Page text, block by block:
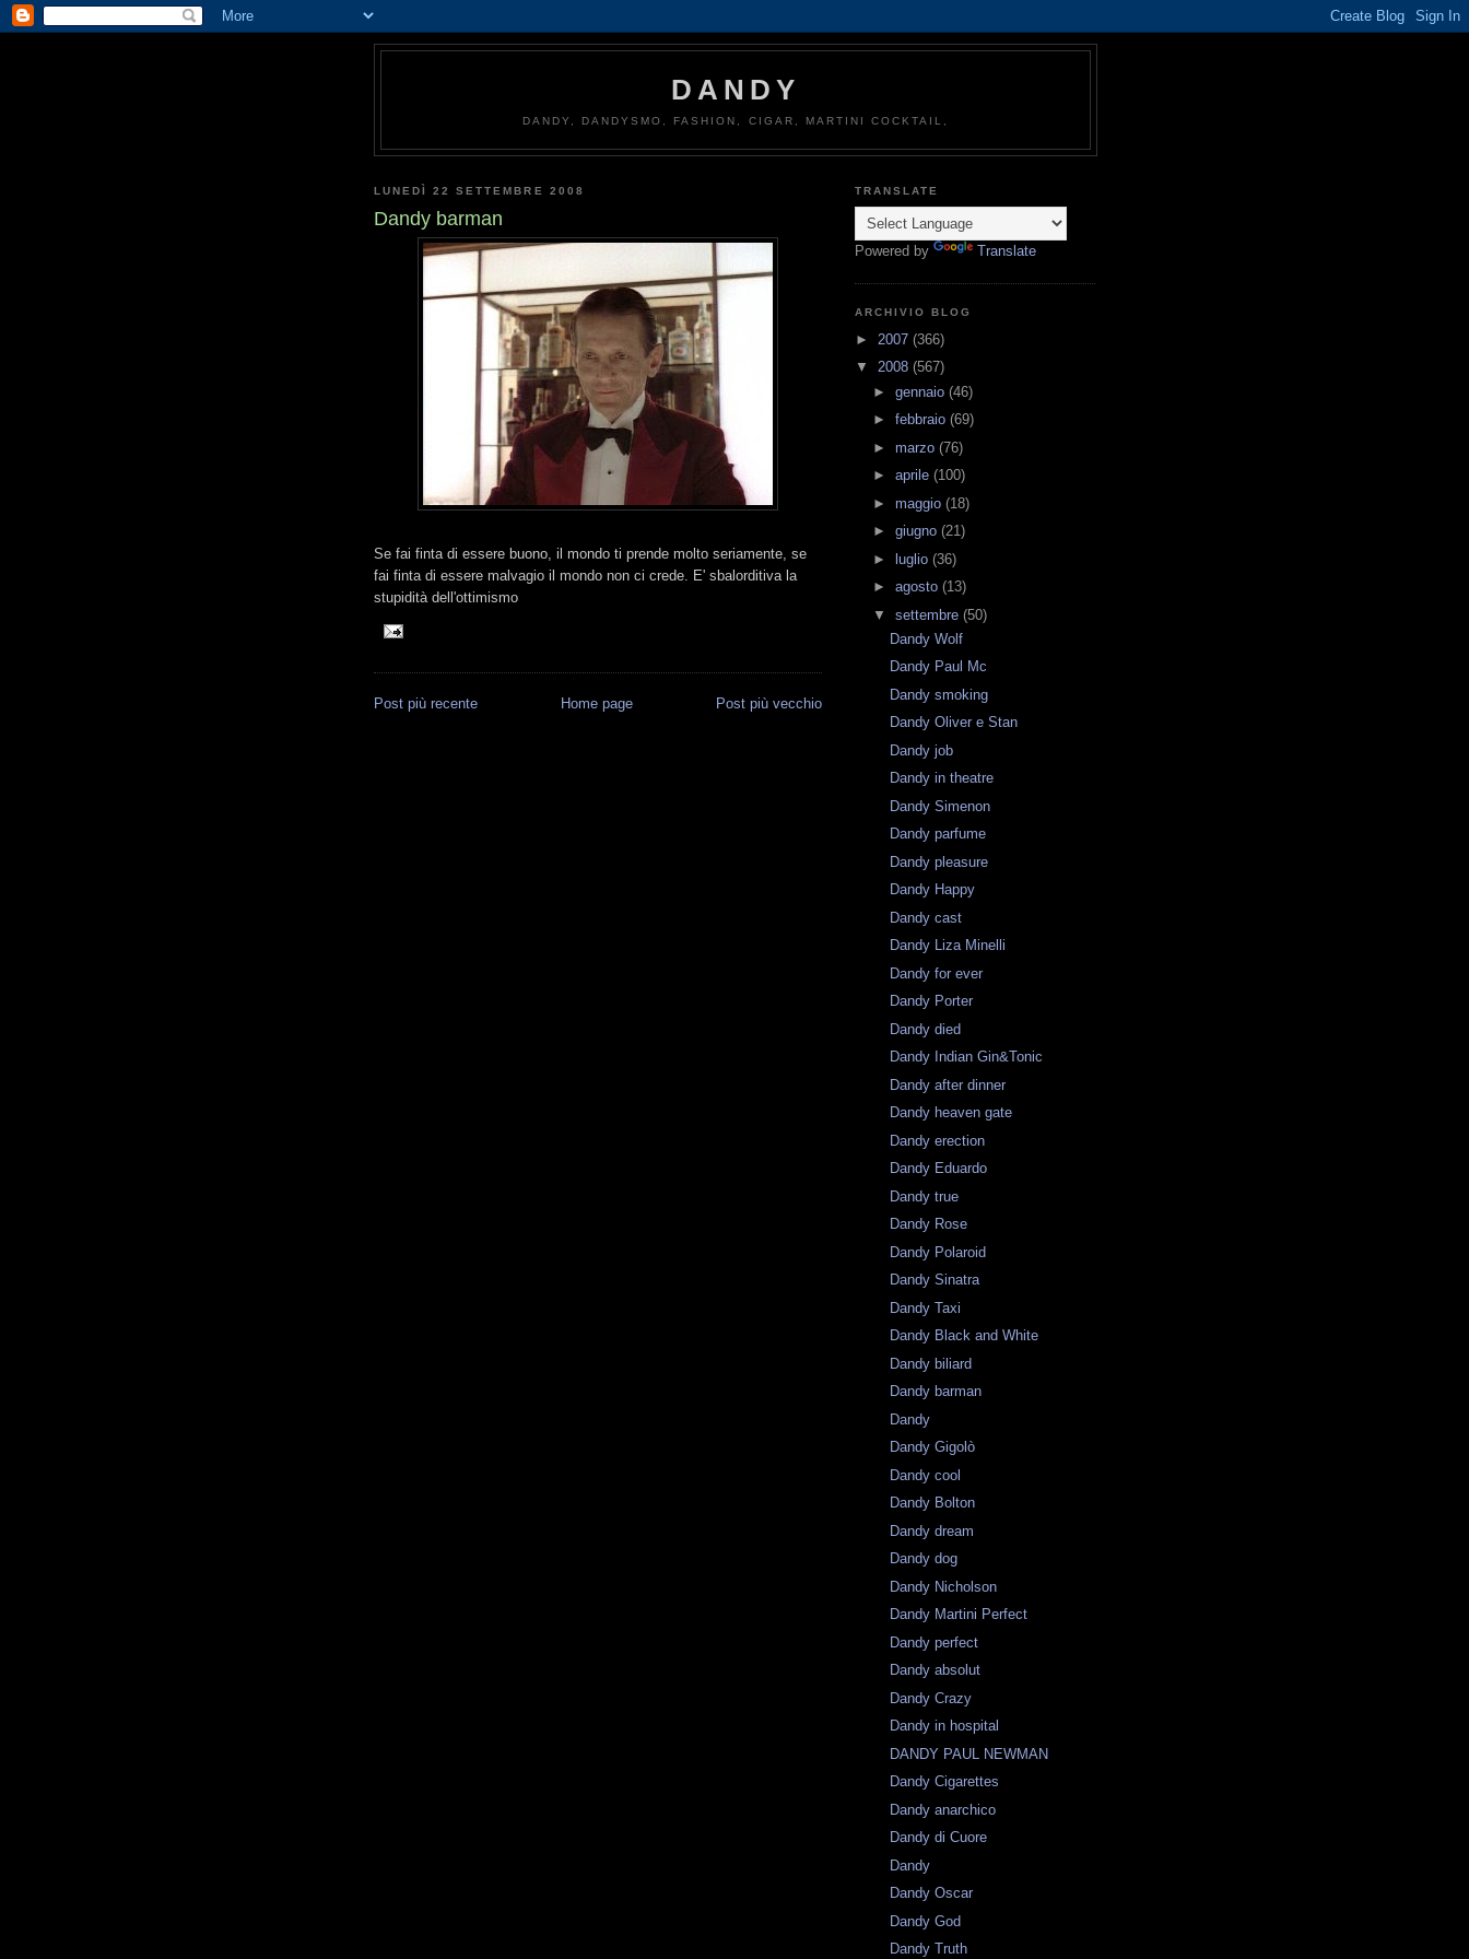
DANDY
DANDY, DANDYSMO, FASHION, CIGAR, MARTINI COCKTAIL,
LUNEDÌ 22 SETTEMBRE 2008
Dandy barman
Se fai finta di essere buono, il mondo ti prende molto seriamente, se
fai finta di essere malvagio il mondo non ci crede. E' sbalorditiva la
stupidità dell'ottimismo
Post più recente Post più vecchio
Home page
TRANSLATE
Powered by Translate
ARCHIVIO BLOG
► 2007 (366)
▼ 2008 (567)
► gennaio (46)
► febbraio (69)
► marzo (76)
► aprile (100)
► maggio (18)
► giugno (21)
► luglio (36)
► agosto (13)
▼ settembre (50)
Dandy Wolf
Dandy Paul Mc
Dandy smoking
Dandy Oliver e Stan
Dandy job
Dandy in theatre
Dandy Simenon
Dandy parfume
Dandy pleasure
Dandy Happy
Dandy cast
Dandy Liza Minelli
Dandy for ever
Dandy Porter
Dandy died
Dandy Indian Gin&Tonic
Dandy after dinner
Dandy heaven gate
Dandy erection
Dandy Eduardo
Dandy true
Dandy Rose
Dandy Polaroid
Dandy Sinatra
Dandy Taxi
Dandy Black and White
Dandy biliard
Dandy barman
Dandy
Dandy Gigolò
Dandy cool
Dandy Bolton
Dandy dream
Dandy dog
Dandy Nicholson
Dandy Martini Perfect
Dandy perfect
Dandy absolut
Dandy Crazy
Dandy in hospital
DANDY PAUL NEWMAN
Dandy Cigarettes
Dandy anarchico
Dandy di Cuore
Dandy
Dandy Oscar
Dandy God
Dandy Truth